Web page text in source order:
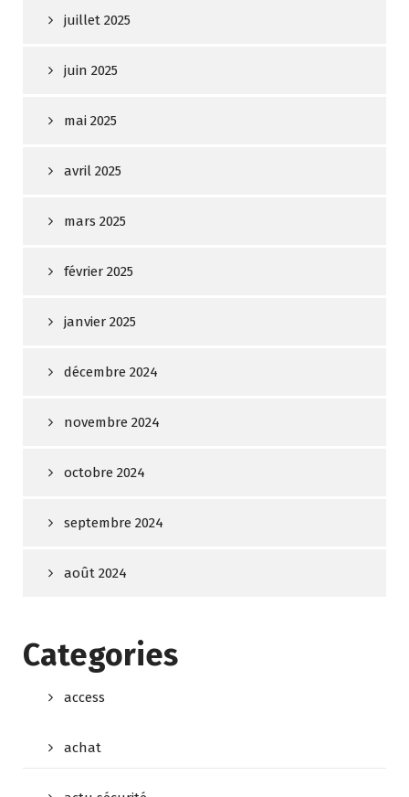
juillet 2025
juin 2025
mai 2025
avril 2025
mars 2025
février 2025
janvier 2025
décembre 2024
novembre 2024
octobre 2024
septembre 2024
août 2024
Categories
access
achat